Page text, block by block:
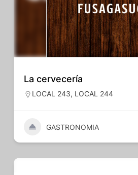
La cervecería
LOCAL 243, LOCAL 244
GASTRONOMIA